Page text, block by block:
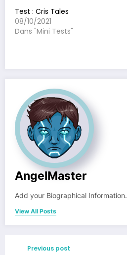
Test : Cris Tales
08/10/2021
Dans "Mini Tests"
AngelMaster
Add your Biographical Information.
View All Posts
Previous post